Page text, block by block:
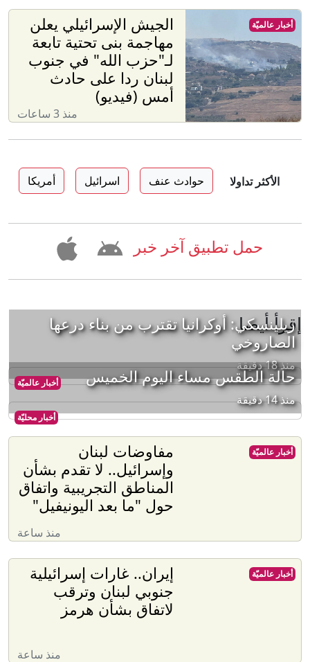
الجيش الإسرائيلي يعلن
مهاجمة بنى تحتية تابعة
لـ"حزب الله" في جنوب
لبنان ردا على حادث
أمس (فيديو)
منذ 3 ساعات
أخبار عالميّة
الأكثر تداولا حوادث عنف اسرائيل أمريكا
حمل تطبيق آخر خبر
إقرأ أيضا
أخبار عالميّة
زيلينسكي: أوكرانيا تقترب من بناء درعها
الصاروخي
منذ 18 دقيقة
أخبار محليّة
حالة الطقس مساء اليوم الخميس
منذ 14 دقيقة
مفاوضات لبنان
وإسرائيل.. لا تقدم بشأن
المناطق التجريبية واتفاق
حول "ما بعد اليونيفيل"
منذ ساعة
أخبار عالميّة
إيران.. غارات إسرائيلية
جنوبي لبنان وترقب
لاتفاق بشأن هرمز
منذ ساعة
أخبار عالميّة